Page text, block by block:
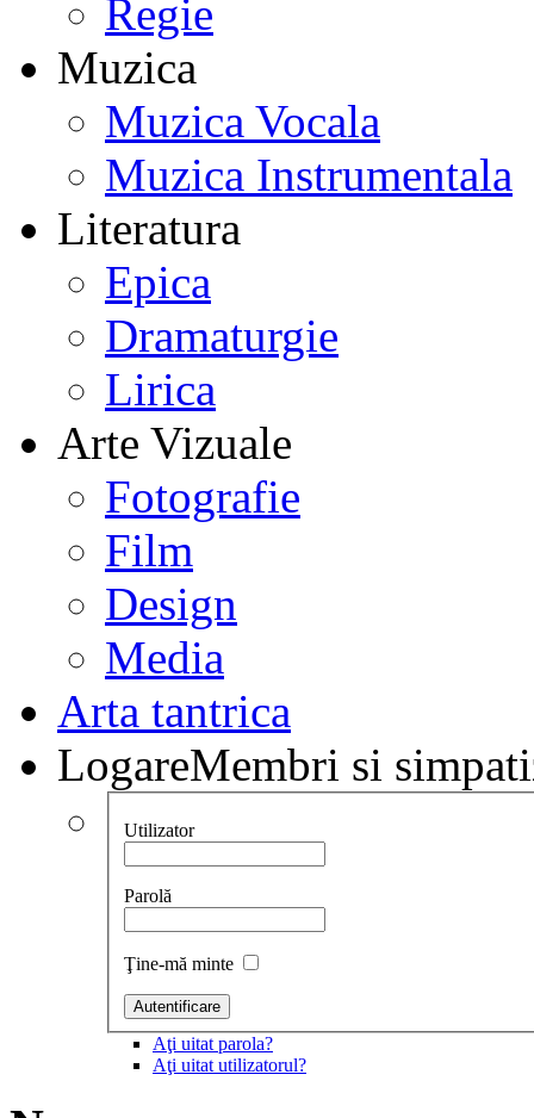
Regie
Muzica
Muzica Vocala
Muzica Instrumentala
Literatura
Epica
Dramaturgie
Lirica
Arte Vizuale
Fotografie
Film
Design
Media
Arta tantrica
LogareMembri si
Utilizator
Parolă
Ţine-mă minte
Aţi uitat parola?
Aţi uitat utilizatorul?